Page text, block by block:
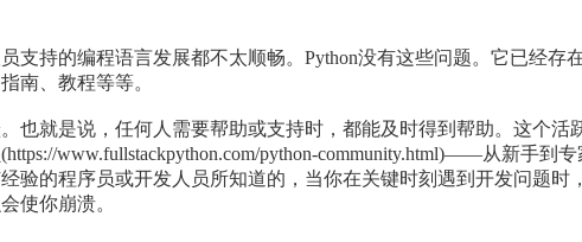
持的编程语言发展都不太顺畅。Python没有这些问题。它已经存
南、教程等等。
就是说，任何人需要帮助或支持时，都能及时得到帮助。这个活
www.fullstackpython.com/python-community.html)——从新手到
验的程序员或开发人员所知道的，当你在关键时刻遇到开发问题时
使你崩溃。